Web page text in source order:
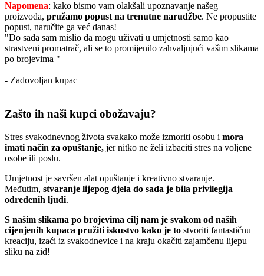
Napomena: kako bismo vam olakšali upoznavanje našeg
proizvoda, pružamo popust na trenutne narudžbe. Ne propustite
popust, naručite ga već danas!
"Do sada sam mislio da mogu uživati u umjetnosti samo kao
strastveni promatrač, ali se to promijenilo zahvaljujući vašim slikama
po brojevima "
- Zadovoljan kupac
Zašto ih naši kupci obožavaju?
Stres svakodnevnog života svakako može izmoriti osobu i mora
imati način za opuštanje, jer nitko ne želi izbaciti stres na voljene
osobe ili poslu.
Umjetnost je savršen alat opuštanje i kreativno stvaranje.
Međutim, stvaranje lijepog djela do sada je bila privilegija
određenih ljudi.
S našim slikama po brojevima cilj nam je svakom od naših
cijenjenih kupaca pružiti iskustvo kako je to stvoriti fantastičnu
kreaciju, izaći iz svakodnevice i na kraju okačiti zajamčenu lijepu
sliku na zid!